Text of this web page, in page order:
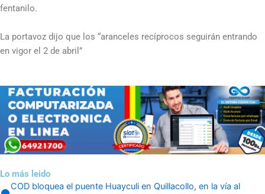
fentanilo.
La portavoz dijo que los “aranceles recíprocos seguirán entrando
en vigor el 2 de abril”
Lo más leido
COD bloquea el puente Huayculi en Quillacollo, en la vía al